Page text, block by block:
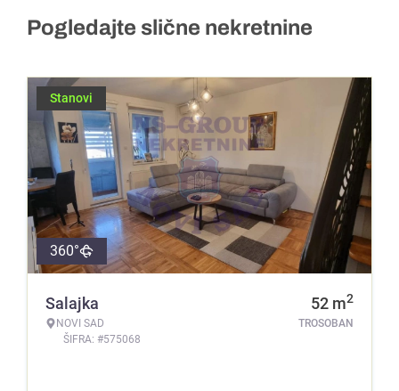
Pogledajte slične nekretnine
Stanovi
360°
Salajka
NOVI SAD
ŠIFRA: #575068
52 m2
TROSOBAN